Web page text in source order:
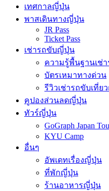
เทศกาลญี่ปุ่น
พาสเดินทางญี่ปุ่น
JR Pass
Ticket Pass
เช่ารถขับญี่ปุ่น
ความรู้พื้นฐานเช่
บัตรเหมาทางด่วน
รีวิวเช่ารถขับเที่ย
คูปองส่วนลดญี่ปุ่น
ทัวร์ญี่ปุ่น
GoGraph Japan
KYU Camp
อื่นๆ
อัพเดทเรื่องญี่ปุ่น
ที่พักญี่ปุ่น
ร้านอาหารญี่ปุ่น